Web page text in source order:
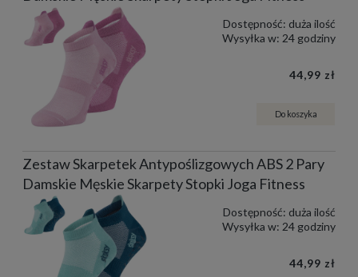
Dostępność: duża ilość
Wysyłka w: 24 godziny
44,99 zł
Do koszyka
Zestaw Skarpetek Antypoślizgowych ABS 2 Pary
Damskie Męskie Skarpety Stopki Joga Fitness
Dostępność: duża ilość
Wysyłka w: 24 godziny
44,99 zł